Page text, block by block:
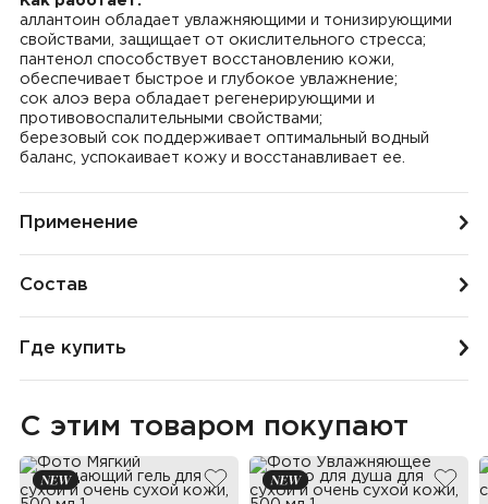
аллантоин обладает увлажняющими и тонизирующими
свойствами, защищает от окислительного стресса;
пантенол способствует восстановлению кожи,
обеспечивает быстрое и глубокое увлажнение;
сок алоэ вера обладает регенерирующими и
противовоспалительными свойствами;
березовый сок поддерживает оптимальный водный
баланс, успокаивает кожу и восстанавливает ее.
Применение
Состав
Где купить
С этим товаром покупают
добавить в избранное